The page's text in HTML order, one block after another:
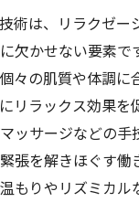
術は、リラクゼー
欠かせない要素で
々の肌質や体調に
リラックス効果を
ッサージなどの手
張を解きほぐす働
もりやリズミカル